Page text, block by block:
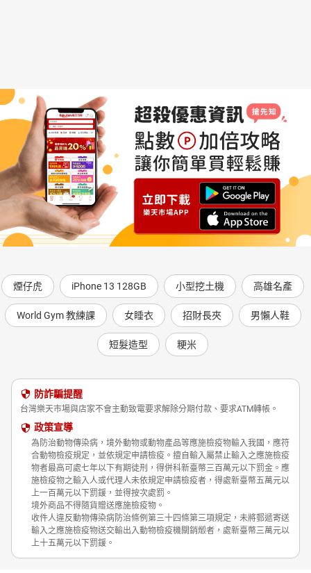
煙仔虎 iPhone 13 128GB 小型挖土機 高雄名產
World Gym 教練課 女睡衣 招財長夾 男懶人鞋
短髮造型 粳米
防詐騙提醒
台灣樂天市場與店家不會主動致電要求解除分期付款、要求ATM轉帳。
政策宣導
為防治動物傳染病，境外動物或動物產品等應施檢疫物輸入我國，應符
合動物檢疫規定，並依規定申請檢疫。擅自輸入屬禁止輸入之應施檢疫
物者最高可處七年以下有期徒刑，得併科新臺幣三百萬元以下罰金。應
施檢疫物之輸入人或代理人未依規定申請檢疫者，得處新臺幣五萬元以
上一百萬元以下罰鍰，並得按次處罰。
境外商品不得隨貨贈送應施檢疫物。
收件人違反動物傳染病防治條例第三十四條第三項規定，未將郵遞寄送
輸入之應施檢疫物送交輸出入動物檢疫機關銷燬者，處新臺幣三萬元以
上十五萬元以下罰鍰。